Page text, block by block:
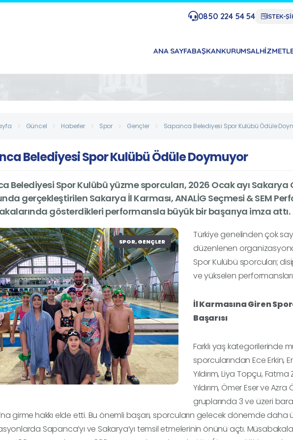
0850 224 54 54 İSTEK-
ANA SAYFABAŞKANKURUMSAL
Güncel Haberler Spor Gençler Sapanca Belediyesi Spor Kulübü Ödüle
Belediyesi Spor Kulübü Ödüle Doymuyor
Belediyesi Spor Kulübü yüzme sporcuları, 2026 Ocak ayı Sakarya
gerçekleştirilen Sakarya İl Karması, ANALİG Seçmesi & SEM
gösterdikleri performansla büyük bir başarıya imza attı.
SPOR, GENÇLER
Türkiye genelinden çok
düzenlenen
Spor Kulübü sporcuları;
ve yükselen
İl Karmasına Giren
Başarısı
Farklı yaş kategorilerinde
sporcularındanEce Erkin,
Yıldırım, Liya Topçu, Fatma
Yıldırım, Ömer EserveAzra
gruplarında 3 ve üzeri
girmehakkı elde etti. Bu önemli başarı, sporcuların gelecek dönemde daha
Sapanca’yı ve Sakarya’yı temsil etmelerinin önünü açtı.